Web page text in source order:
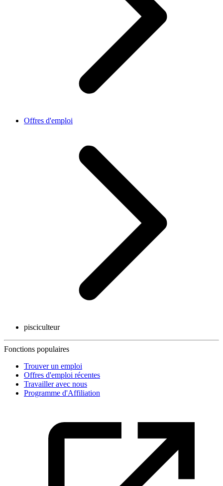
Offres d'emploi
pisciculteur
Fonctions populaires
Trouver un emploi
Offres d'emploi récentes
Travailler avec nous
Programme d'Affiliation